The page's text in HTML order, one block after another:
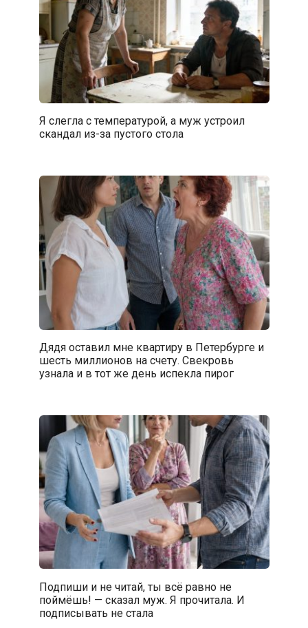
Я слегла с температурой, а муж устроил
скандал из-за пустого стола
Дядя оставил мне квартиру в Петербурге и
шесть миллионов на счету. Свекровь
узнала и в тот же день испекла пирог
Подпиши и не читай, ты всё равно не
поймёшь! — сказал муж. Я прочитала. И
подписывать не стала